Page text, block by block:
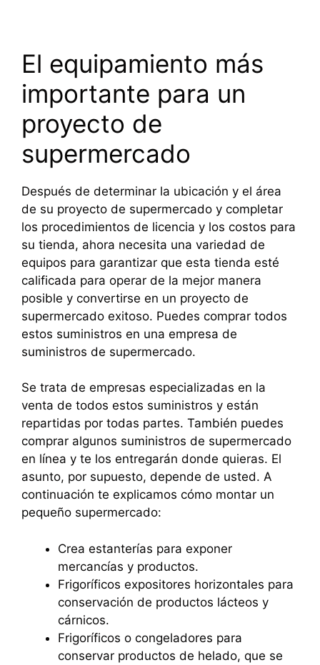
El equipamiento más
importante para un
proyecto de
supermercado
Después de determinar la ubicación y el área
de su proyecto de supermercado y completar
los procedimientos de licencia y los costos para
su tienda, ahora necesita una variedad de
equipos para garantizar que esta tienda esté
calificada para operar de la mejor manera
posible y convertirse en un proyecto de
supermercado exitoso. Puedes comprar todos
estos suministros en una empresa de
suministros de supermercado.
Se trata de empresas especializadas en la
venta de todos estos suministros y están
repartidas por todas partes. También puedes
comprar algunos suministros de supermercado
en línea y te los entregarán donde quieras. El
asunto, por supuesto, depende de usted. A
continuación te explicamos cómo montar un
pequeño supermercado:
Crea estanterías para exponer
mercancías y productos.
Frigoríficos expositores horizontales para
conservación de productos lácteos y
cárnicos.
Frigoríficos o congeladores para
conservar productos de helado, que se